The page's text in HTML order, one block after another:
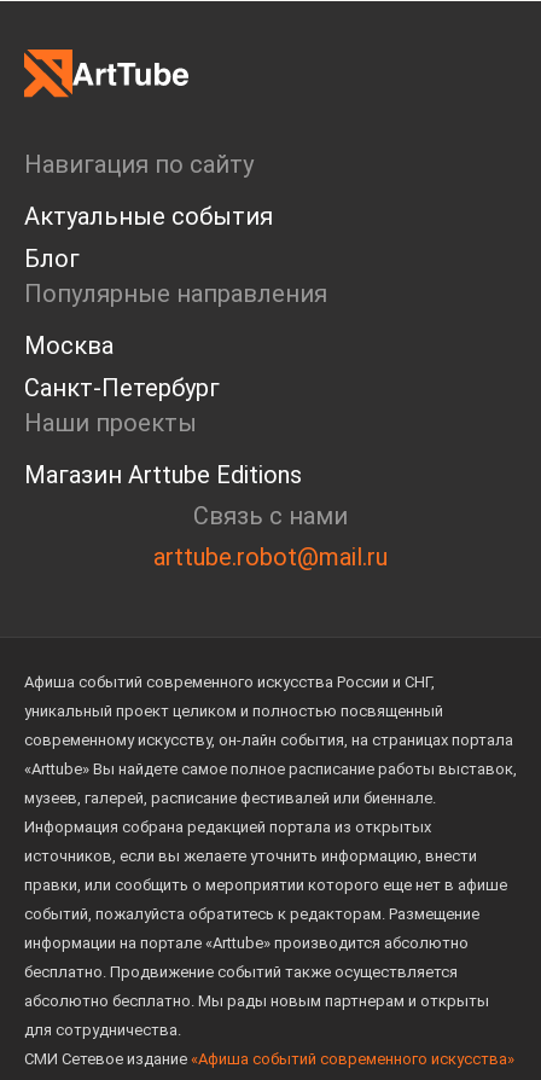
Навигация по сайту
Актуальные события
Блог
Популярные направления
Москва
Санкт-Петербург
Наши проекты
Магазин Arttube Editions
Связь с нами
arttube.robot@mail.ru
Афиша событий современного искусства России и СНГ,
уникальный проект целиком и полностью посвященный
современному искусству, он-лайн события, на страницах портала
«Arttube» Вы найдете самое полное расписание работы выставок,
музеев, галерей, расписание фестивалей или биеннале.
Информация собрана редакцией портала из открытых
источников, если вы желаете уточнить информацию, внести
правки, или сообщить о мероприятии которого еще нет в афише
событий, пожалуйста обратитесь к редакторам. Размещение
информации на портале «Arttube» производится абсолютно
бесплатно. Продвижение событий также осуществляется
абсолютно бесплатно. Мы рады новым партнерам и открыты
для сотрудничества.
СМИ Сетевое издание «Афиша событий современного искусства»